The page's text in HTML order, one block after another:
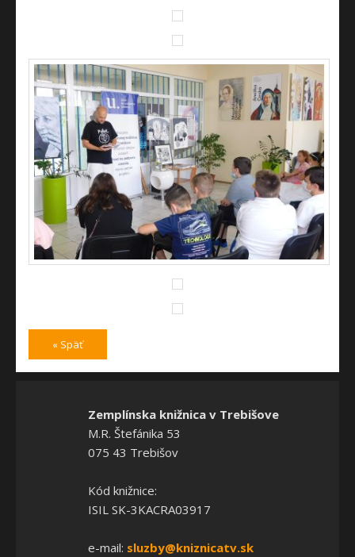
« Späť
Zemplínska knižnica v Trebišove
M.R. Štefánika 53
075 43 Trebišov
Kód knižnice:
ISIL SK-3KACRA03917
e-mail: sluzby@kniznicatv.sk